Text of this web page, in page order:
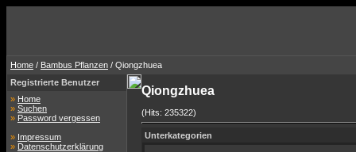
Home / Bambus Pflanzen / Qiongzhuea
Registrierte Benutzer
» Home
» Suchen
» Password vergessen
» Impressum
» Datenschutzerklärung
Qiongzhuea
(Hits: 235322)
Unterkategorien